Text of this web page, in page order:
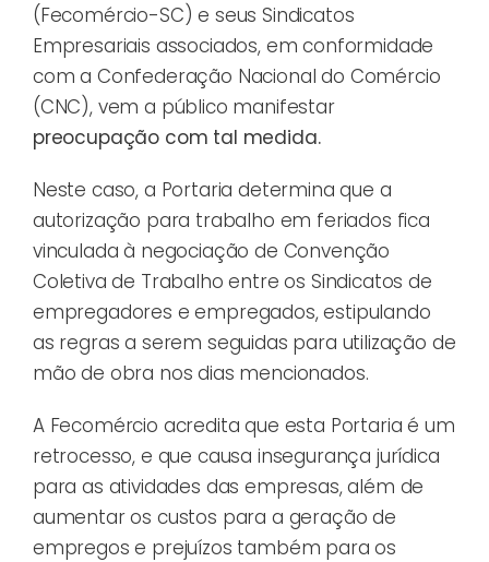
(Fecomércio-SC) e seus Sindicatos
Empresariais associados, em conformidade
com a Confederação Nacional do Comércio
(CNC), vem a público manifestar
preocupação com tal medida.
Neste caso, a Portaria determina que a
autorização para trabalho em feriados fica
vinculada à negociação de Convenção
Coletiva de Trabalho entre os Sindicatos de
empregadores e empregados, estipulando
as regras a serem seguidas para utilização de
mão de obra nos dias mencionados.
A Fecomércio acredita que esta Portaria é um
retrocesso, e que causa insegurança jurídica
para as atividades das empresas, além de
aumentar os custos para a geração de
empregos e prejuízos também para os